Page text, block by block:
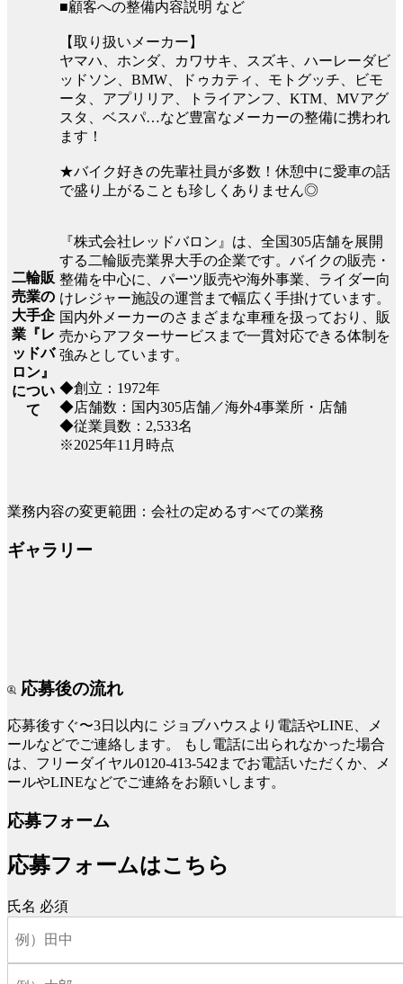
■顧客への整備内容説明 など
【取り扱いメーカー】
ヤマハ、ホンダ、カワサキ、スズキ、ハーレーダビ
ッドソン、BMW、ドゥカティ、モトグッチ、ビモ
ータ、アプリリア、トライアンフ、KTM、MVアグ
スタ、ベスパ…など豊富なメーカーの整備に携われ
ます！
★バイク好きの先輩社員が多数！休憩中に愛車の話
で盛り上がることも珍しくありません◎
二輪販
売業の
大手企
業『レ
ッドバ
ロン』
につい
て
『株式会社レッドバロン』は、全国305店舗を展開
する二輪販売業界大手の企業です。バイクの販売・
整備を中心に、パーツ販売や海外事業、ライダー向
けレジャー施設の運営まで幅広く手掛けています。
国内外メーカーのさまざまな車種を扱っており、販
売からアフターサービスまで一貫対応できる体制を
強みとしています。
◆創立：1972年
◆店舗数：国内305店舗／海外4事業所・店舗
◆従業員数：2,533名
※2025年11月時点
業務内容の変更範囲：会社の定めるすべての業務
ギャラリー
応募後の流れ
応募後すぐ〜3日以内に ジョブハウスより電話やLINE、メ
ールなどでご連絡します。
もし電話に出られなかった場合
は、フリーダイヤル0120-413-542までお電話いただくか、メ
ールやLINEなどでご連絡をお願いします。
応募フォーム
応募フォームはこちら
氏名 必須